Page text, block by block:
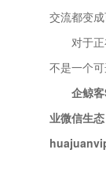
交流都变
对于正
不是一个可
企鲸客
业微信生